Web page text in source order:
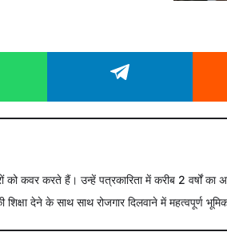
को कवर करते हैं। उन्हें पत्रकारिता में करीब 2 वर्षों
देने के साथ साथ रोजगार दिलवाने में महत्वपूर्ण